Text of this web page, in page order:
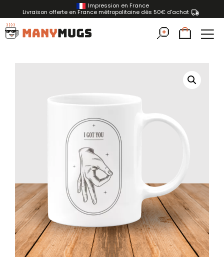
Impression en France
Livraison offerte en France métropolitaine dès 50€ d'achat